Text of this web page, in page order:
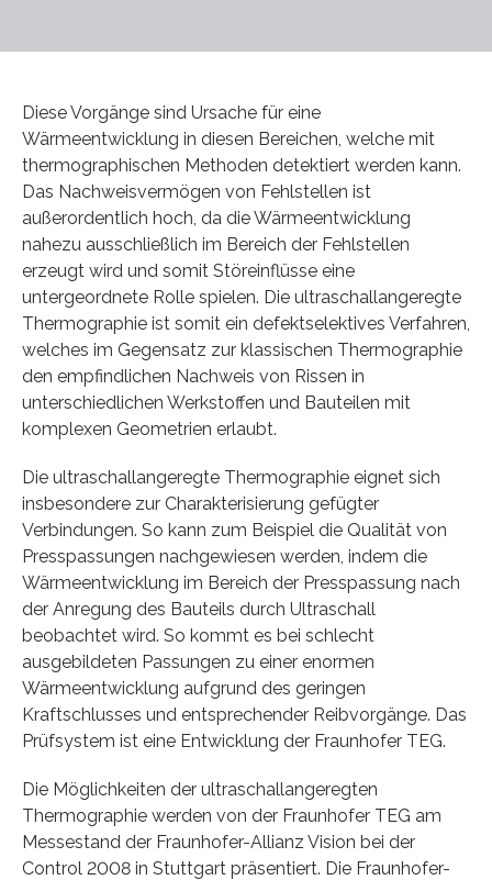
Diese Vorgänge sind Ursache für eine
Wärmeentwicklung in diesen Bereichen, welche mit
thermographischen Methoden detektiert werden kann.
Das Nachweisvermögen von Fehlstellen ist
außerordentlich hoch, da die Wärmeentwicklung
nahezu ausschließlich im Bereich der Fehlstellen
erzeugt wird und somit Störeinflüsse eine
untergeordnete Rolle spielen. Die ultraschallangeregte
Thermographie ist somit ein defektselektives Verfahren,
welches im Gegensatz zur klassischen Thermographie
den empfindlichen Nachweis von Rissen in
unterschiedlichen Werkstoffen und Bauteilen mit
komplexen Geometrien erlaubt.
Die ultraschallangeregte Thermographie eignet sich
insbesondere zur Charakterisierung gefügter
Verbindungen. So kann zum Beispiel die Qualität von
Presspassungen nachgewiesen werden, indem die
Wärmeentwicklung im Bereich der Presspassung nach
der Anregung des Bauteils durch Ultraschall
beobachtet wird. So kommt es bei schlecht
ausgebildeten Passungen zu einer enormen
Wärmeentwicklung aufgrund des geringen
Kraftschlusses und entsprechender Reibvorgänge. Das
Prüfsystem ist eine Entwicklung der Fraunhofer TEG.
Die Möglichkeiten der ultraschallangeregten
Thermographie werden von der Fraunhofer TEG am
Messestand der Fraunhofer-Allianz Vision bei der
Control 2008 in Stuttgart präsentiert. Die Fraunhofer-